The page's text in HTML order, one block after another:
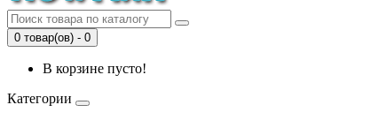
0 товар(ов) - 0
В корзине пусто!
Категории